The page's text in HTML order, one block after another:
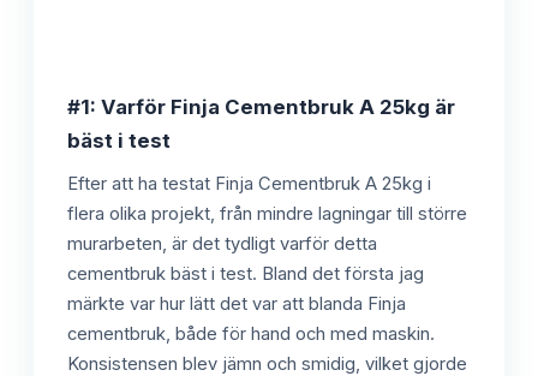
#1: Varför Finja Cementbruk A 25kg är
bäst i test
Efter att ha testat Finja Cementbruk A 25kg i
flera olika projekt, från mindre lagningar till större
murarbeten, är det tydligt varför detta
cementbruk bäst i test. Bland det första jag
märkte var hur lätt det var att blanda Finja
cementbruk, både för hand och med maskin.
Konsistensen blev jämn och smidig, vilket gjorde